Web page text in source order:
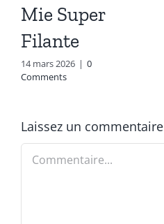
Mie Super
Filante
14 mars 2026 | 0
Comments
Laissez un commentaire
Commentaire